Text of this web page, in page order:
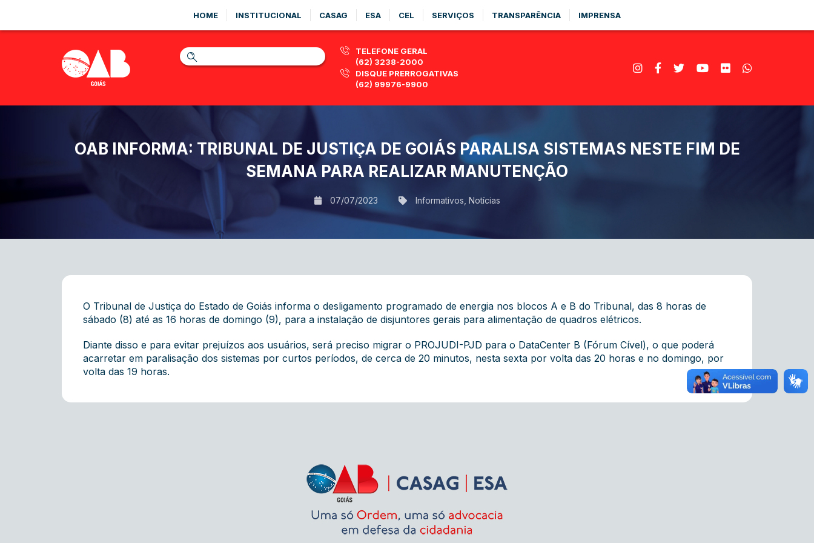
HOME INSTITUCIONAL CASAG ESA CEL SERVIÇOS TRANSPARÊNCIA IMPRENSA
TELEFONE GERAL
(62) 3238-2000
DISQUE PRERROGATIVAS
(62) 99976-9900
OAB INFORMA: TRIBUNAL DE JUSTIÇA DE GOIÁS PARALISA SISTEMAS NESTE FIM DE
SEMANA PARA REALIZAR MANUTENÇÃO
07/07/2023 Informativos Notícias
O Tribunal de Justiça do Estado de Goiás informa o desligamento programado de energia nos blocos A e B do Tribunal, das 8 horas de
sábado (8) até as 16 horas de domingo (9), para a instalação de disjuntores gerais para alimentação de quadros elétricos.
Diante disso e para evitar prejuízos aos usuários, será preciso migrar o PROJUDI-PJD para o DataCenter B (Fórum Cível), o que poderá
acarretar em paralisação dos sistemas por curtos períodos, de cerca de 20 minutos, nesta sexta por volta das 20 horas e no domingo, por
volta das 19 horas.